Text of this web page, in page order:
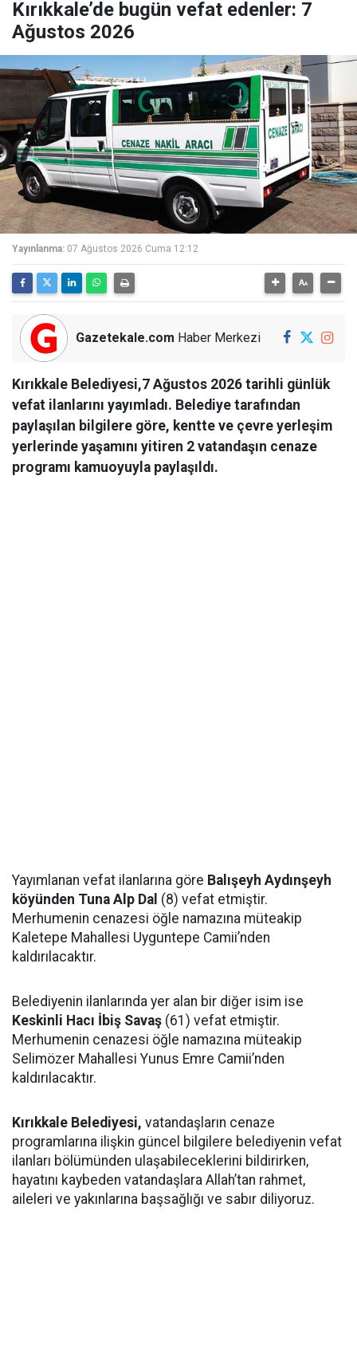
Kırıkkale’de bugün vefat edenler: 7
Ağustos 2026
Yayınlanma: 07 Ağustos 2026 Cuma 12:12
Gazetekale.com Haber Merkezi
Kırıkkale Belediyesi,7 Ağustos 2026 tarihli günlük
vefat ilanlarını yayımladı. Belediye tarafından
paylaşılan bilgilere göre, kentte ve çevre yerleşim
yerlerinde yaşamını yitiren 2 vatandaşın cenaze
programı kamuoyuyla paylaşıldı.
Yayımlanan vefat ilanlarına göre Balışeyh Aydınşeyh
köyünden Tuna Alp Dal (8) vefat etmiştir.
Merhumenin cenazesi öğle namazına müteakip
Kaletepe Mahallesi Uyguntepe Camii’nden
kaldırılacaktır.
Belediyenin ilanlarında yer alan bir diğer isim ise
Keskinli Hacı İbiş Savaş (61) vefat etmiştir.
Merhumenin cenazesi öğle namazına müteakip
Selimözer Mahallesi Yunus Emre Camii’nden
kaldırılacaktır.
Kırıkkale Belediyesi, vatandaşların cenaze
programlarına ilişkin güncel bilgilere belediyenin vefat
ilanları bölümünden ulaşabileceklerini bildirirken,
hayatını kaybeden vatandaşlara Allah’tan rahmet,
aileleri ve yakınlarına başsağlığı ve sabır diliyoruz.